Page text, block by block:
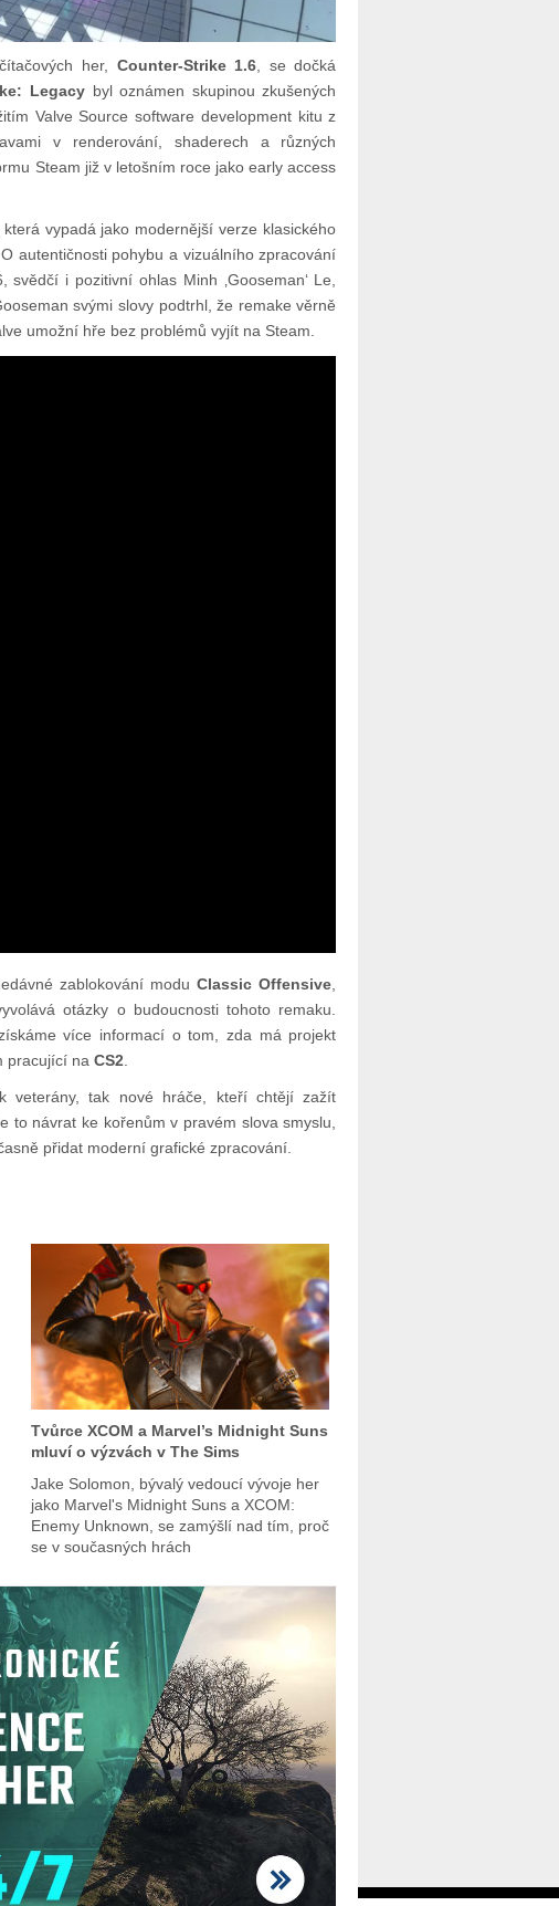
her, Counter-Strike 1.6 , se dočká
Legacybyl oznámen skupinou zkušených
Valve Source software development kitu z
v renderování, shaderech a různých
Steam již v letošním roce jako early access
vypadá jako modernější verze klasického
autentičnosti pohybu a vizuálního zpracování
i pozitivní ohlas Minh ‚Gooseman‘ Le,
svými slovy podtrhl, že remake věrně
umožní hře bez problémů vyjít na Steam.
zablokování moduClassic Offensive
otázky o budoucnosti tohoto remaku.
více informací o tom, zda má projekt
pracující na CS2
veterány, tak nové hráče, kteří chtějí zažít
to návrat ke kořenům v pravém slova smyslu,
přidat moderní grafické zpracování.
Tvůrce XCOM a Marvel’s Midnight Suns
mluví o výzvách v The Sims
Jake Solomon, bývalý vedoucí vývoje her
jako Marvel's Midnight Suns a XCOM:
Enemy Unknown, se zamýšlí nad tím, proč
se v současných hrách